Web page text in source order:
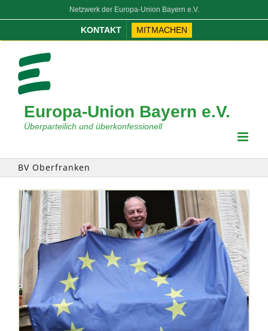
Inhalt
Netzwerk der Europa-Union Bayern e.V.
KONTAKT MITMACHEN
Europa-Union Bayern e.V.
Überparteilich und überkonfessionell
BV Oberfranken